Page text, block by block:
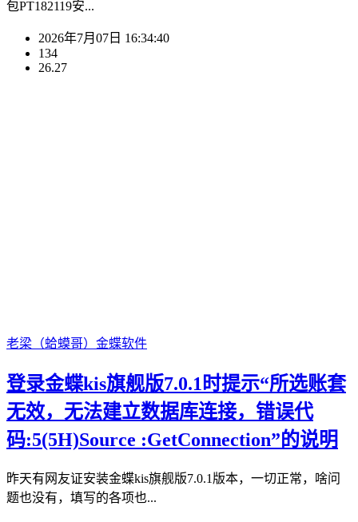
包PT182119安...
2026年7月07日 16:34:40
134
26.27
老梁（蛤蟆哥） 金蝶软件
登录金蝶kis旗舰版7.0.1时提示“所选账套
无效，无法建立数据库连接，错误代
码:5(5H)Source :GetConnection”的说明
昨天有网友证安装金蝶kis旗舰版7.0.1版本，一切正常，啥问
题也没有，填写的各项也...